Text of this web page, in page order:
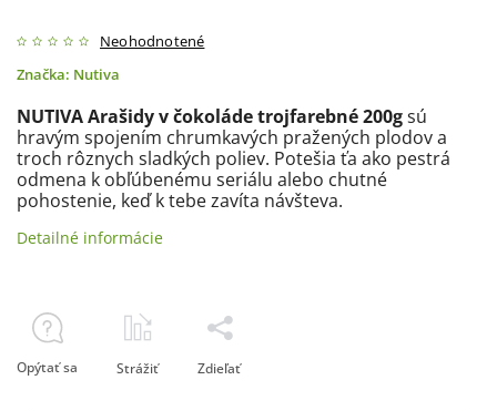
Neohodnotené
Značka: Nutiva
NUTIVA Arašidy v čokoláde trojfarebné 200gsú
hravým spojením chrumkavých pražených plodov a
troch rôznych sladkých poliev. Potešia ťa ako pestrá
odmena k obľúbenému seriálu alebo chutné
pohostenie, keď k tebe zavíta návšteva.
Detailné informácie
Opýtať sa Strážiť Zdieľať